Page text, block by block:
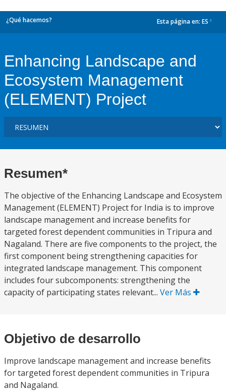
¿Qué hacemos? Esta página en: ES
Enhancing Landscape and
Ecosystem Management
(ELEMENT) Project
Resumen*
The objective of the Enhancing Landscape and Ecosystem
Management (ELEMENT) Project for India is to improve
landscape management and increase benefits for
targeted forest dependent communities in Tripura and
Nagaland. There are five components to the project, the
first component being strengthening capacities for
integrated landscape management. This component
includes four subcomponents: strengthening the
capacity of participating states relevant... Ver Más
Objetivo de desarrollo
Improve landscape management and increase benefits
for targeted forest dependent communities in Tripura
and Nagaland.